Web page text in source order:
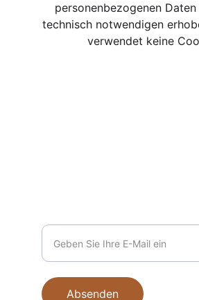
personenbezogenen
technisch notwendigen
verwendet keine
Absenden